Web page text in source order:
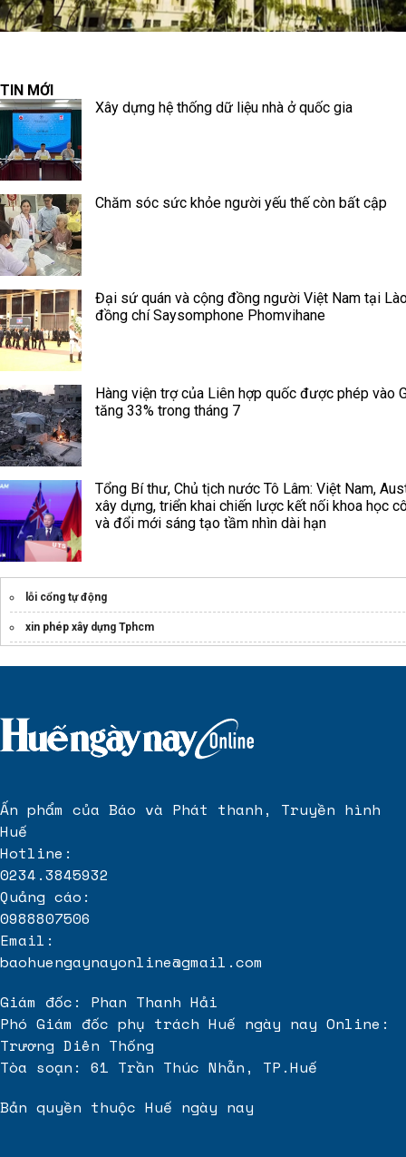
TIN MỚI
Xây dựng hệ thống dữ liệu nhà ở quốc gia
Chăm sóc sức khỏe người yếu thế còn bất cập
Đại sứ quán và cộng đồng người Việt Nam tại
đồng chí Saysomphone Phomvihane
Hàng viện trợ của Liên hợp quốc được phép vào
tăng 33% trong tháng 7
Tổng Bí thư, Chủ tịch nước Tô Lâm: Việt Nam,
xây dựng, triển khai chiến lược kết nối khoa học
và đổi mới sáng tạo tầm nhìn dài hạn
lỗi cổng tự động
xin phép xây dựng Tphcm
Dự án
Giá bán Sun Thanh Đa
Giá bán Grand Marina Saigon
Kim thu sét
Ấn phẩm của Báo và Phát thanh, Truyền hình
Huế
Hotline:
0234.3845932
Quảng cáo:
0988807506
Email:
baohuengaynayonline@gmail.com
Giám đốc: Phan Thanh Hải
Phó Giám đốc phụ trách Huế ngày nay Online:
Trương Diên Thống
Tòa soạn: 61 Trần Thúc Nhẫn, TP.Huế
Bản quyền thuộc Huế ngày nay